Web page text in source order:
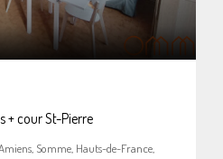
+ cour St-Pierre
Somme, Hauts-de-France,